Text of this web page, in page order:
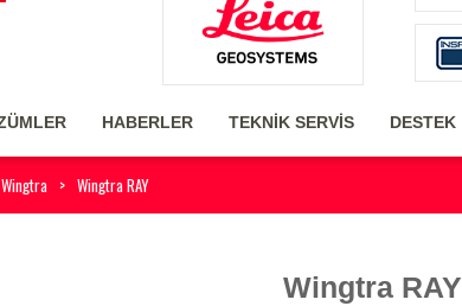
HABERLER TEKNİK SERVİS DESTEK
Wingtra Wingtra RAY
Wingtra RAY